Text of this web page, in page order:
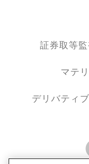
証券取等
マテ
デリバティ